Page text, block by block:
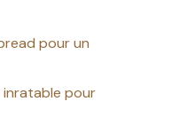
pour un
pour